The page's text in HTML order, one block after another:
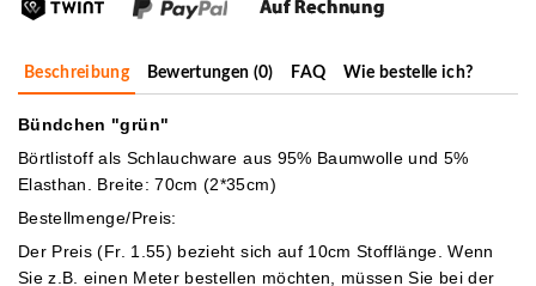
Beschreibung Bewertungen (0) FAQ Wie bestelle ich?
Bündchen "grün"
Börtlistoff als Schlauchware aus 95% Baumwolle und 5%
Elasthan. Breite: 70cm (2*35cm)
Bestellmenge/Preis:
Der Preis (Fr. 1.55) bezieht sich auf 10cm Stofflänge. Wenn
Sie z.B. einen Meter bestellen möchten, müssen Sie bei der